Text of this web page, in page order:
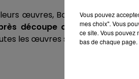
œuvres, Boiliséutilise la
découpe au laser,
les œuvres sont à retrouver
Vous pouvez
mes choix". Vous
ce site. Vous pouvez
bas de chaque page.